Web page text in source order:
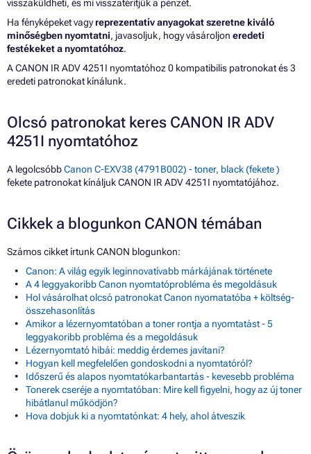
visszaküldheti, és mi visszatérítjük a pénzét.
Ha fényképeket vagyreprezentatív anyagokat szeretne kiváló
minőségben nyomtatni, javasoljuk, hogy vásároljon eredeti
festékeket a nyomtatóhoz.
A CANON IR ADV 4251I nyomtatóhoz 0 kompatibilis patronokat és 3
eredeti patronokat kínálunk.
Olcsó patronokat keres CANON IR ADV
4251I nyomtatóhoz
A legolcsóbbCanon C-EXV38 (4791B002) - toner, black (fekete )
fekete patronokat kínáljuk CANON IR ADV 4251I nyomtatójához.
Cikkek a blogunkon CANON témában
Számos cikket írtunk CANON blogunkon:
Canon: A világ egyik leginnovatívabb márkájának története
A 4 leggyakoribb Canon nyomtatóprobléma és megoldásuk
Hol vásárolhat olcsó patronokat Canon nyomatatóba + költség-
összehasonlítás
Amikor a lézernyomtatóban a toner rontja a nyomtatást - 5
leggyakoribb probléma és a megoldásuk
Lézernyomtató hibái: meddig érdemes javítani?
Hogyan kell megfelelően gondoskodni a nyomtatóról?
Időszerű és alapos nyomtatókarbantartás - kevesebb probléma
Tonerek cseréje a nyomtatóban: Mire kell figyelni, hogy az új toner
hibátlanul működjön?
Hova dobjuk ki a nyomtatónkat: 4 hely, ahol átveszik